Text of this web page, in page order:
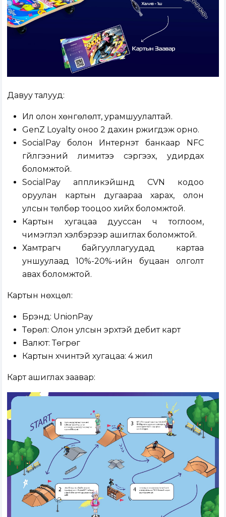
Давуу талууд:
Илүү олон хөнгөлөлт, урамшуулалтай.
GenZ Loyalty оноо 2 дахин үржигдэж орно.
SocialPay болон Интернэт банкаар NFC
гүйлгээний лимитээ сэргээх, удирдах
боломжтой.
SocialPay аппликэйшнд CVN кодоо
оруулан картын дугаараа харах, олон
улсын төлбөр тооцоо хийх боломжтой.
Картын хугацаа дууссан ч тоглоом,
чимэглэл хэлбэрээр ашиглах боломжтой.
Хамтрагч байгууллагуудад
картаа
уншуулаад 10%-20%-ийн буцаан олголт
авах боломжтой.
Картын нөхцөл:
Брэнд: UnionPay
Төрөл: Олон улсын эрхтэй дебит карт
Валют: Төгрөг
Картын хүчинтэй хугацаа: 4 жил
Карт ашиглах заавар: